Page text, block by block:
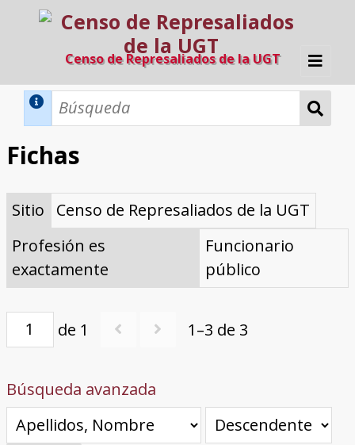
Censo de Represaliados de la UGT
Inicio
Directorio A-Z
Provincias de nacimiento
Profesión
Cárceles
Condenados a muerte
Condenados a muerte (con busca
dinámica)
Ejecutados
El proyecto
Razones y objetivos
El equipo
Colaboradores
Fuentes documentales
Fichas
Sitio
Censo de Represaliados de la UGT
Profesión es
exactamente
Funcionario
público
de 1 1–3 de 3
Búsqueda avanzada